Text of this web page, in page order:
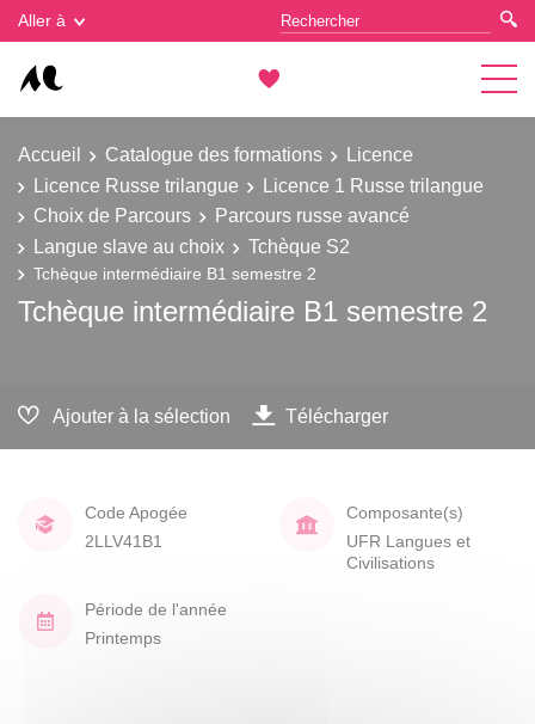
Aller à
Accueil Catalogue des formations
Licence
Licence Russe trilangue
Licence 1 Russe trilangue
Choix de Parcours
Parcours russe avancé
Langue slave au choix
Tchèque S2
Tchèque intermédiaire B1 semestre 2
Tchèque intermédiaire B1 semestre 2
Ajouter à la sélection Télécharger
Code Apogée
2LLV41B1
Composante(s)
UFR Langues et
Civilisations
Période de l'année
Printemps
Gestion des cookies